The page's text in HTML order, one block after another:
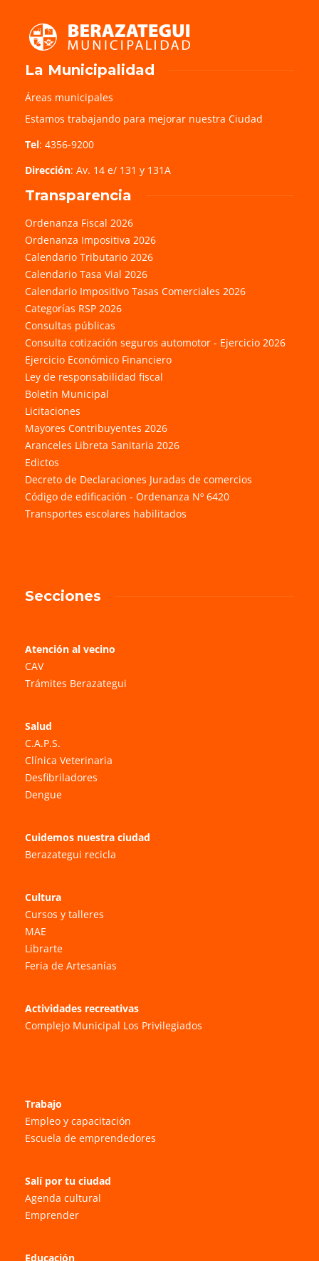
La Municipalidad
Áreas municipales
Estamos trabajando para mejorar nuestra Ciudad
Tel: 4356-9200
Dirección: Av. 14 e/ 131 y 131A
Transparencia
Ordenanza Fiscal 2026
Ordenanza Impositiva 2026
Calendario Tributario 2026
Calendario Tasa Vial 2026
Calendario Impositivo Tasas Comerciales 2026
Categorías RSP 2026
Consultas públicas
Consulta cotización seguros automotor - Ejercicio 2026
Ejercicio Económico Financiero
Ley de responsabilidad fiscal
Boletín Municipal
Licitaciones
Mayores Contribuyentes 2026
Aranceles Libreta Sanitaria 2026
Edictos
Decreto de Declaraciones Juradas de comercios
Código de edificación - Ordenanza Nº 6420
Transportes escolares habilitados
Secciones
Atención al vecino
CAV
Trámites Berazategui
Salud
C.A.P.S.
Clínica Veterinaria
Desfibriladores
Dengue
Cuidemos nuestra ciudad
Berazategui recicla
Cultura
Cursos y talleres
MAE
Librarte
Feria de Artesanías
Actividades recreativas
Complejo Municipal Los Privilegiados
Trabajo
Empleo y capacitación
Escuela de emprendedores
Salí por tu ciudad
Agenda cultural
Emprender
Educación